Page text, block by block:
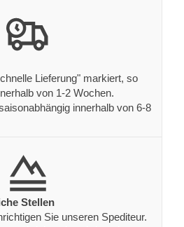
Lieferung" markiert, so
von 1-2 Wochen.
innerhalb von 6-8
Stellen
Sie unseren Spediteur.